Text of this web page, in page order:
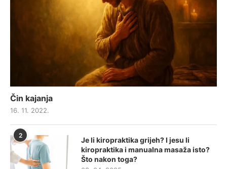
Čin kajanja
16. 11. 2022.
2
Je li kiropraktika grijeh? I jesu li
kiropraktika i manualna masaža isto?
Što nakon toga?